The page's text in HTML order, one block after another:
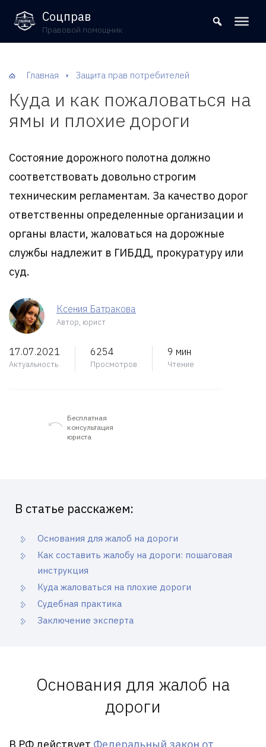
8 (800) 302-09-37
Соцправ
Правовой помощник
Главная Защита прав потребителей
Куда и как пожаловаться на
ямы и плохие дороги
Состояние дорожного полотна должно
соответствовать довольно строгим
техническим регламентам. За качество дорог
ответственны определенные организации и
органы власти, жаловаться на дорожные
службы надлежит в ГИБДД, прокуратуру или
суд.
Ксения Батракова
Автор, юрист
17.07.2021
Актуальность
6254
Просмотров
9 мин
Чтение
Бесплатная
консультация
юриста
В статье расскажем:
Основания для жалоб на дороги
Как составить жалобу на дороги: пошаговая
инструкция
Куда жаловаться на плохие дороги
Судебная практика
Заключение эксперта
Основания для жалоб на
дороги